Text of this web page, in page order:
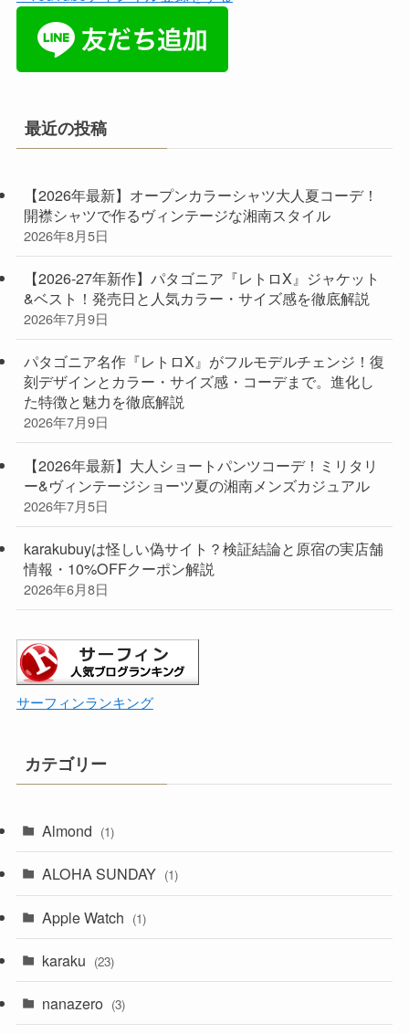
最近の投稿
【2026年最新】オープンカラーシャツ大人夏コーデ！
開襟シャツで作るヴィンテージな湘南スタイル
2026年8月5日
【2026-27年新作】パタゴニア『レトロX』ジャケット
&ベスト！発売日と人気カラー・サイズ感を徹底解説
2026年7月9日
パタゴニア名作『レトロX』がフルモデルチェンジ！復
刻デザインとカラー・サイズ感・コーデまで。進化し
た特徴と魅力を徹底解説
2026年7月9日
【2026年最新】大人ショートパンツコーデ！ミリタリ
ー&ヴィンテージショーツ夏の湘南メンズカジュアル
2026年7月5日
karakubuyは怪しい偽サイト？検証結論と原宿の実店舗
情報・10%OFFクーポン解説
2026年6月8日
サーフィンランキング
カテゴリー
Almond (1)
ALOHA SUNDAY (1)
Apple Watch (1)
karaku (23)
nanazero (3)